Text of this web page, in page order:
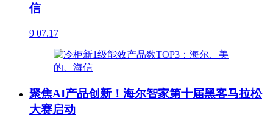
信
9 07.17
聚焦AI产品创新！海尔智家第十届黑客马拉松
大赛启动